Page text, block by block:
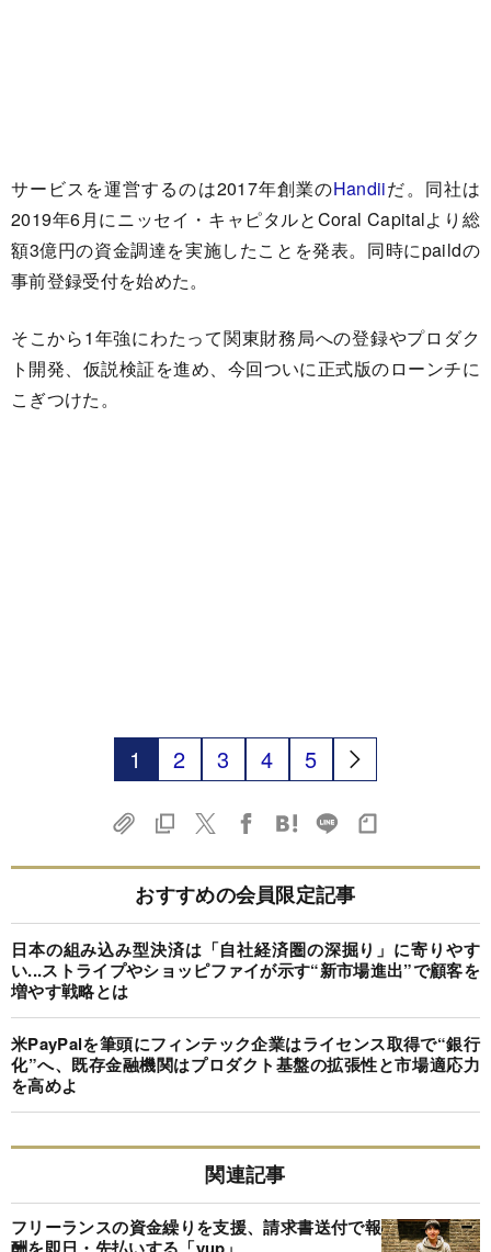
サービスを運営するのは2017年創業のHandiiだ。同社は
2019年6月にニッセイ・キャピタルとCoral Capitalより総
額3億円の資金調達を実施したことを発表。同時にpaildの
事前登録受付を始めた。
そこから1年強にわたって関東財務局への登録やプロダク
ト開発、仮説検証を進め、今回ついに正式版のローンチに
こぎつけた。
1 2 3 4 5
おすすめの会員限定記事
日本の組み込み型決済は「自社経済圏の深掘り」に寄りやす
い...ストライプやショッピファイが示す“新市場進出”で顧客を
増やす戦略とは
米PayPalを筆頭にフィンテック企業はライセンス取得で“銀行
化”へ、既存金融機関はプロダクト基盤の拡張性と市場適応力
を高めよ
関連記事
フリーランスの資金繰りを支援、請求書送付で報